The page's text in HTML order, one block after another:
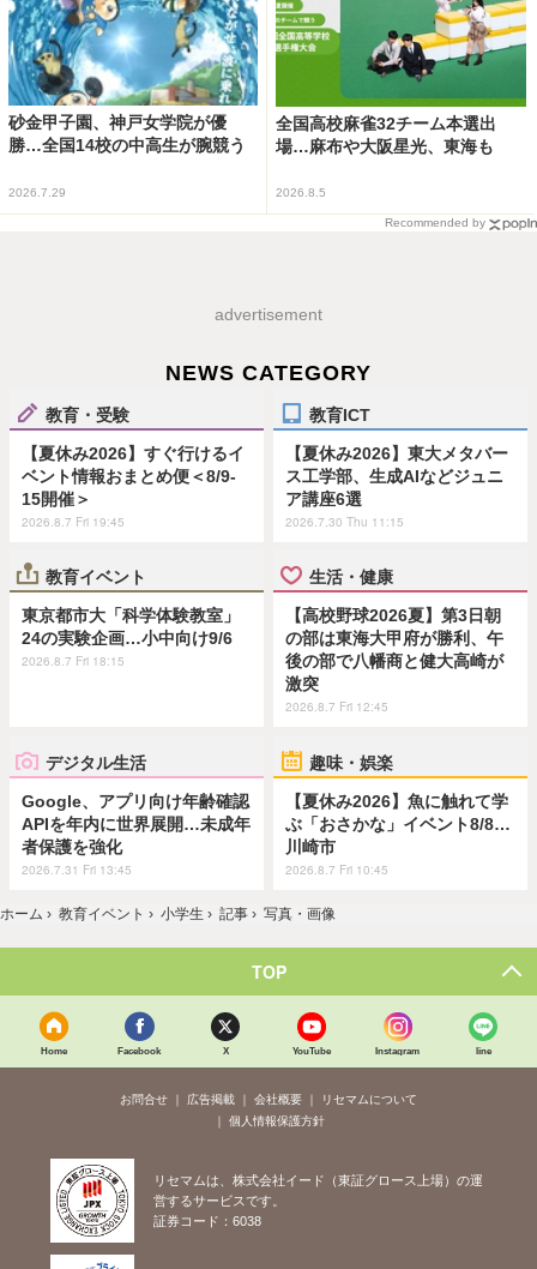
砂金甲子園、神戸女学院が優
勝…全国14校の中高生が腕競う
2026.7.29
全国高校麻雀32チーム本選出
場…麻布や大阪星光、東海も
2026.8.5
Recommended by
advertisement
NEWS CATEGORY
教育・受験
【夏休み2026】すぐ行けるイ
ベント情報おまとめ便＜8/9-
15開催＞
2026.8.7 Fri 19:45
教育ICT
【夏休み2026】東大メタバー
ス工学部、生成AIなどジュニ
ア講座6選
2026.7.30 Thu 11:15
教育イベント
東京都市大「科学体験教室」
24の実験企画…小中向け9/6
2026.8.7 Fri 18:15
生活・健康
【高校野球2026夏】第3日朝
の部は東海大甲府が勝利、午
後の部で八幡商と健大高崎が
激突
2026.8.7 Fri 12:45
デジタル生活
Google、アプリ向け年齢確認
APIを年内に世界展開…未成年
者保護を強化
2026.7.31 Fri 13:45
趣味・娯楽
【夏休み2026】魚に触れて学
ぶ「おさかな」イベント8/8…
川崎市
2026.8.7 Fri 10:45
ホーム › 教育イベント › 小学生 › 記事 › 写真・画像
TOP
Home Facebook X YouTube Instagram line
お問合せ 広告掲載 会社概要
リセマムについて
個人情報保護方針
リセマムは、株式会社イード（東証グロース上場）の運
営するサービスです。
証券コード：6038